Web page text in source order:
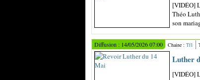
[VIDÉO]
Théo
son
Diffusion : 14/05/2026 07:00 Chaine : Tf1
Luther
[VIDÉO]